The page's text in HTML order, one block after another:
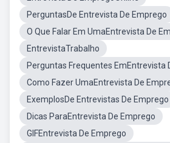
PerguntasDe Entrevista De Emprego
O Que Falar Em UmaEntrevista De
EntrevistaTrabalho
Perguntas Frequentes EmEntrevista
Como Fazer UmaEntrevista De
ExemplosDe Entrevistas De Emprego
Dicas ParaEntrevista De Emprego
GIFEntrevista De Emprego